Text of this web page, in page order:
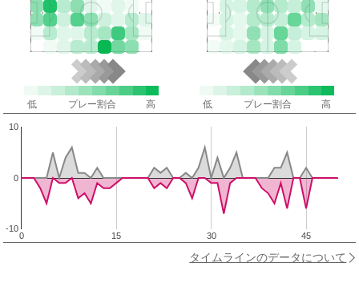
低 プレー割合 高 低 プレー割合 高
0 15 30 45
-10
0
10
タイムラインのデータについて